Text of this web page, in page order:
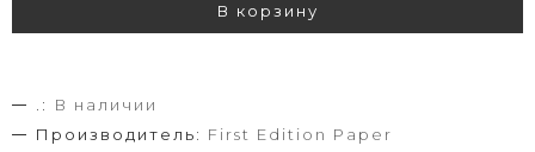
В корзину
.:
В наличии
Производитель: First Edition Paper